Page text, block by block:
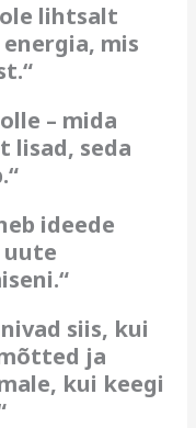
lihtsalt
mis
– mida
lisad, seda
ideede
uute
siis, kui
ja
kui keegi